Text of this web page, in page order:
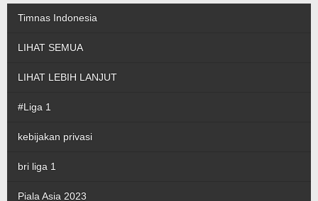
Timnas Indonesia
LIHAT SEMUA
LIHAT LEBIH LANJUT
#Liga 1
kebijakan privasi
bri liga 1
Piala Asia 2023